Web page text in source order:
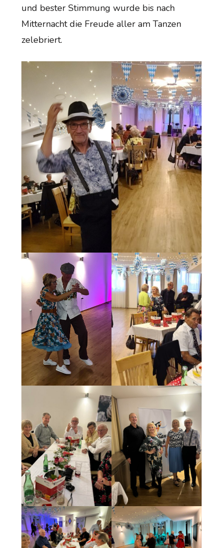
und bester Stimmung wurde bis nach
Mitternacht die Freude aller am Tanzen
zelebriert.